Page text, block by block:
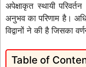
अपेक्षाकृत स्थायी
अनुभव का परिणाम है।
विद्वानों ने की है जिसका
Table of